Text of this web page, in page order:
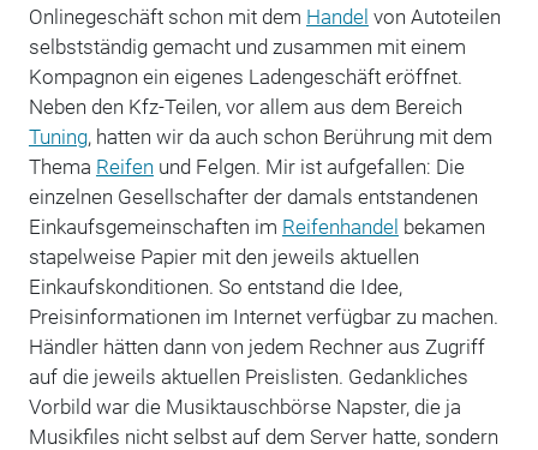
Onlinegeschäft schon mit dem Handel von Autoteilen
selbstständig gemacht und zusammen mit einem
Kompagnon ein eigenes Ladengeschäft eröffnet.
Neben den Kfz-Teilen, vor allem aus dem Bereich
Tuning, hatten wir da auch schon Berührung mit dem
Thema Reifen und Felgen. Mir ist aufgefallen: Die
einzelnen Gesellschafter der damals entstandenen
Einkaufsgemeinschaften im Reifenhandel bekamen
stapelweise Papier mit den jeweils aktuellen
Einkaufskonditionen. So entstand die Idee,
Preisinformationen im Internet verfügbar zu machen.
Händler hätten dann von jedem Rechner aus Zugriff
auf die jeweils aktuellen Preislisten. Gedankliches
Vorbild war die Musiktauschbörse Napster, die ja
Musikfiles nicht selbst auf dem Server hatte, sondern